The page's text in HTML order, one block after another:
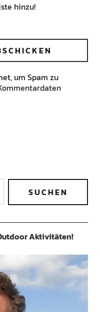
hinzu!
um Spam zu
Aktivitäten!